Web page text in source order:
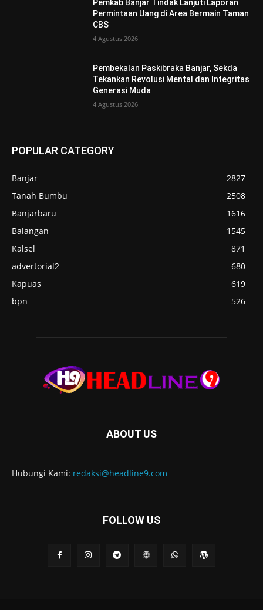
Pemkab Banjar Tindak Lanjuti Laporan
Permintaan Uang di Area Bermain Taman
CBS
4 Agustus 2026
Pembekalan Paskibraka Banjar, Sekda
Tekankan Revolusi Mental dan Integritas
Generasi Muda
4 Agustus 2026
POPULAR CATEGORY
Banjar
2827
Tanah Bumbu
2508
Banjarbaru
1616
Balangan
1545
Kalsel
871
advertorial2
680
Kapuas
619
bpn
526
ABOUT US
Hubungi Kami: redaksi@headline9.com
FOLLOW US